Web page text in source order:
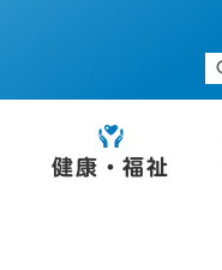
健康・福祉